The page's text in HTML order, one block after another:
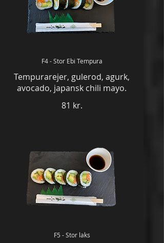
F4 - Stor Ebi Tempura
Tempurarejer, gulerod, agurk,
avocado, japansk chili mayo.
81 kr.
F5 - Stor laks